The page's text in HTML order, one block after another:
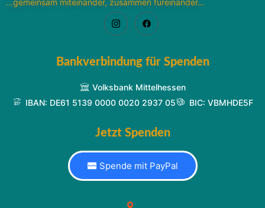
…gemeinsam miteinander, zusammen füreinander…
Bankverbindung für Spenden
Volksbank Mittelhessen
IBAN: DE61 5139 0000 0020 2937 05
BIC: VBMHDE5F
Jetzt Spenden
Spende mit PayPal